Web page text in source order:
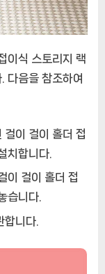
이식 스토리지 랙
다음을 참조하여
걸이 걸이 홀더 접
치합니다.
이 걸이 홀더 접
습니다.
니다.